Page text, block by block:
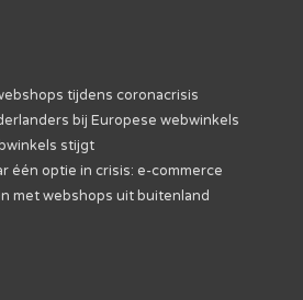
tijdens coronacrisis
bij Europese webwinkels
stijgt
één optie in crisis: e-commerce
met webshops uit buitenland